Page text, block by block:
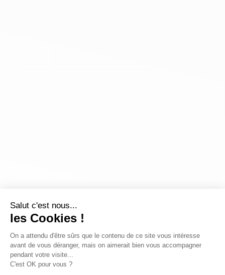
Salut c'est nous...
les Cookies !
On a attendu d'être sûrs que le contenu de ce site vous intéresse
avant de vous déranger, mais on aimerait bien vous accompagner
pendant votre visite...
C'est OK pour vous ?